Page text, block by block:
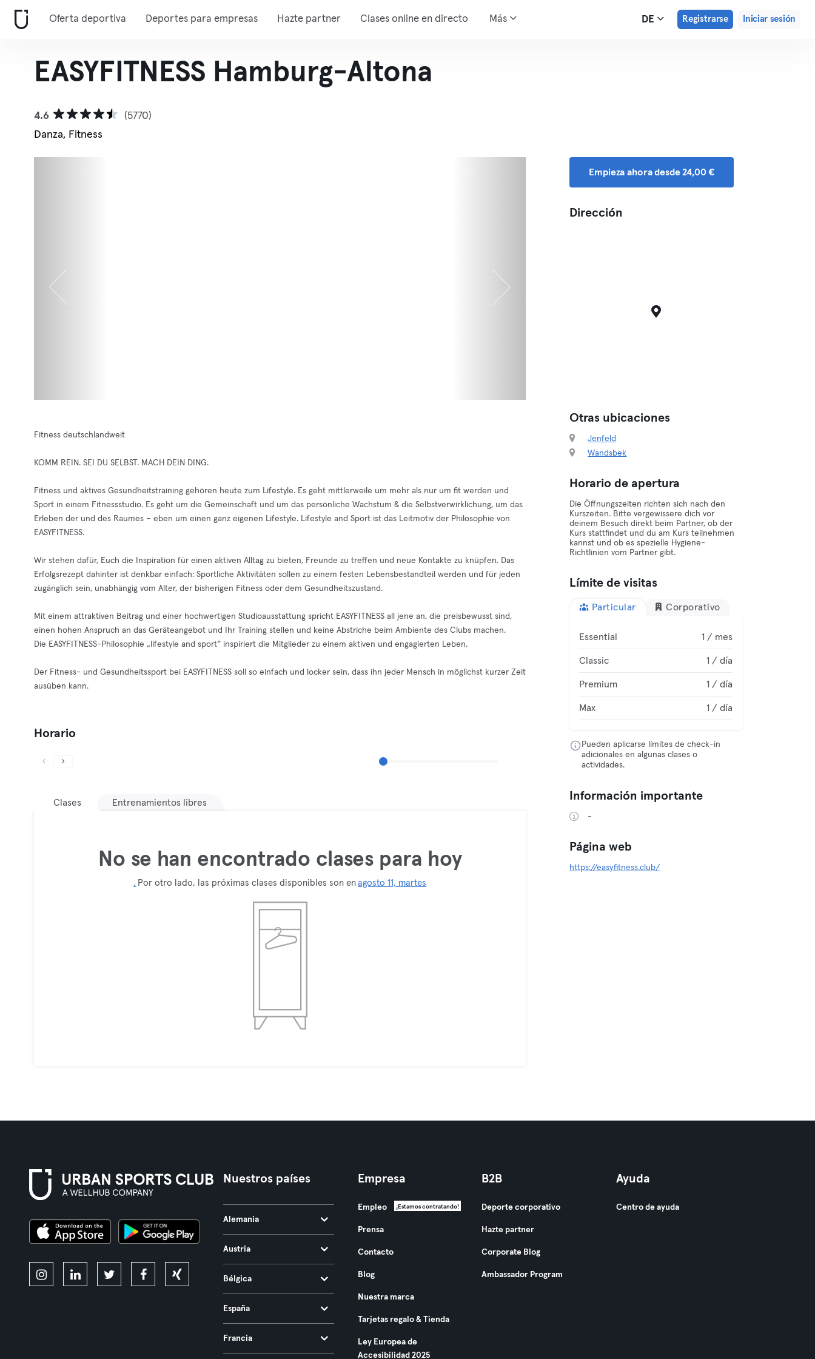
Oferta deportiva Deportes para empresas Hazte partner Clases online en directo Más DE Registrarse Iniciar sesión
EASYFITNESS Hamburg-Altona
4.6
(5770)
Danza, Fitness
Fitness deutschlandweit
KOMM REIN. SEI DU SELBST. MACH DEIN DING.
Fitness und aktives Gesundheitstraining gehören heute zum Lifestyle. Es geht mittlerweile um mehr als nur um fit werden und
Sport in einem Fitnessstudio. Es geht um die Gemeinschaft und um das persönliche Wachstum & die Selbstverwirklichung, um das
Erleben der und des Raumes – eben um einen ganz eigenen Lifestyle. Lifestyle and Sport ist das Leitmotiv der Philosophie von
EASYFITNESS.
Wir stehen dafür, Euch die Inspiration für einen aktiven Alltag zu bieten, Freunde zu treffen und neue Kontakte zu knüpfen. Das
Erfolgsrezept dahinter ist denkbar einfach: Sportliche Aktivitäten sollen zu einem festen Lebensbestandteil werden und für jeden
zugänglich sein, unabhängig vom Alter, der bisherigen Fitness oder dem Gesundheitszustand.
Mit einem attraktiven Beitrag und einer hochwertigen Studioausstattung spricht EASYFITNESS all jene an, die preisbewusst sind,
einen hohen Anspruch an das Geräteangebot und Ihr Training stellen und keine Abstriche beim Ambiente des Clubs machen.
Die EASYFITNESS-Philosophie „lifestyle and sport“ inspiriert die Mitglieder zu einem aktiven und engagierten Leben.
Der Fitness- und Gesundheitssport bei EASYFITNESS soll so einfach und locker sein, dass ihn jeder Mensch in möglichst kurzer Zeit
ausüben kann.
Horario
Clases Entrenamientos libres
No se han encontrado clases para hoy
. Por otro lado, las próximas clases disponibles son en agosto 11, martes
Empieza ahora desde 24,00 €
Dirección
Otras ubicaciones
Jenfeld
Wandsbek
Horario de apertura
Die Öffnungszeiten richten sich nach den
Kurszeiten. Bitte vergewissere dich vor
deinem Besuch direkt beim Partner, ob der
Kurs stattfindet und du am Kurs teilnehmen
kannst und ob es spezielle Hygiene-
Richtlinien vom Partner gibt.
Límite de visitas
Particular Corporativo
Essential 1 / mes
Classic 1 / día
Premium 1 / día
Max 1 / día
Pueden aplicarse límites de check-in
adicionales en algunas clases o
actividades.
Información importante
-
Página web
https://easyfitness.club/
Nuestros países
Alemania
Austria
Bélgica
España
Francia
Empresa
Empleo ¡Estamos contratando!
Prensa
Contacto
Blog
Nuestra marca
Tarjetas regalo & Tienda
Ley Europea de
Accesibilidad 2025
B2B
Deporte corporativo
Hazte partner
Corporate Blog
Ambassador Program
Ayuda
Centro de ayuda